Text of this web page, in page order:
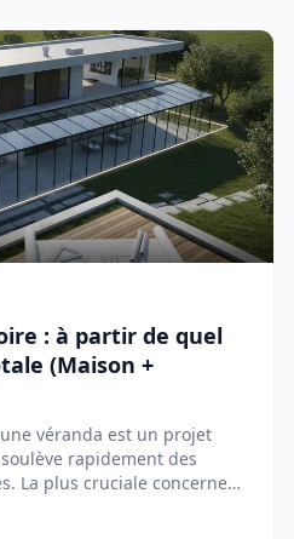
: à partir de quel
(Maison +
véranda est un projet
rapidement des
La plus cruciale concerne